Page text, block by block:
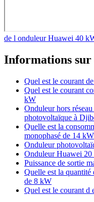
de l onduleur Huawei 40
Informations sur
Quel est le courant
Quel est le courant
kW
Onduleur hors
photovoltaïque à
Quelle est la
monophasé de 14 kW
Onduleur
Onduleur Huawei
Puissance de sortie
Quelle est la quantité
de 8 kW
Quel est le courant d